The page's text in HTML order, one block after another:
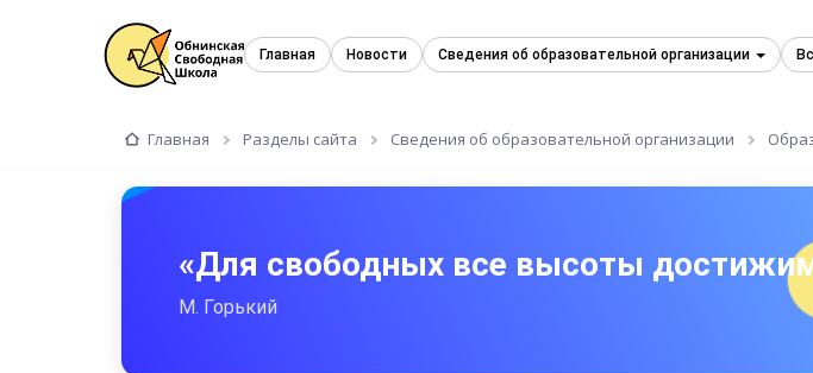
Главная Новости Сведения об образовательной организации
Главная Разделы сайта Сведения об образовательной организации
«Для свободных все высоты
М. Горький